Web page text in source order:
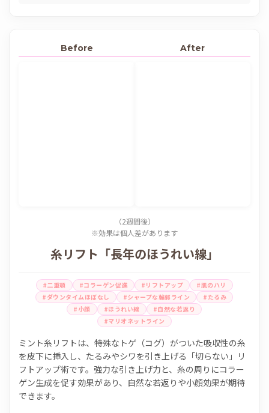
Before After
（2週間後）
※効果は個人差があります
糸リフト「長年のほうれい線」
#二重顎 #コラーゲン促進 #リフトアップ
#肌のハリ
#ダウンタイムほぼなし
#シャープな輪郭ライン
#たるみ
#小顔
#ほうれい線
#自然な若返り
#マリオネットライン
ミント糸リフトは、特殊なトゲ（コグ）がついた吸収性の糸
を皮下に挿入し、たるみやシワを引き上げる「切らない」リ
フトアップ術です。強力な引き上げ力と、糸の周りにコラー
ゲン生成を促す効果があり、自然な若返りや小顔効果が期待
できます。